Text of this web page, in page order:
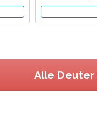
Alle Deuter